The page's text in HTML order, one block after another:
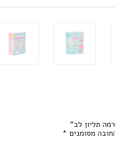
תליון לב”
מסומנים *